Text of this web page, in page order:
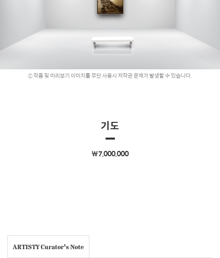
작품 및 미리보기 이미지를 무단 사용시 저작권 문제가 발생할 수 있습니다.
기도
￦7,000,000
ARTISTY Curator's Note